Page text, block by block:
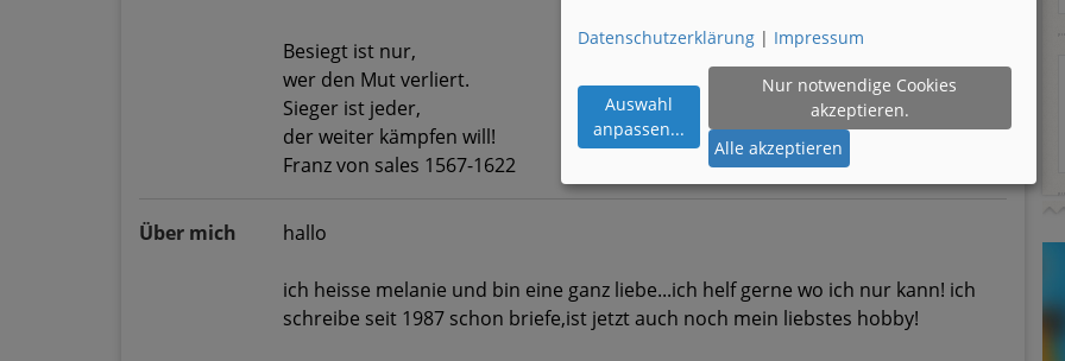
Besiegt ist nur,
wer den Mut verliert.
Sieger ist jeder,
der weiter kämpfen will!
Franz von sales 1567-1622
Über mich hallo
ich heisse melanie und bin eine ganz liebe...ich helf gerne wo ich nur kann! ich
schreibe seit 1987 schon briefe,ist jetzt auch noch mein liebstes hobby!
Datenschutzerklärung | Impressum
Auswahl
anpassen...
Nur notwendige Cookies
akzeptieren.
Alle akzeptieren